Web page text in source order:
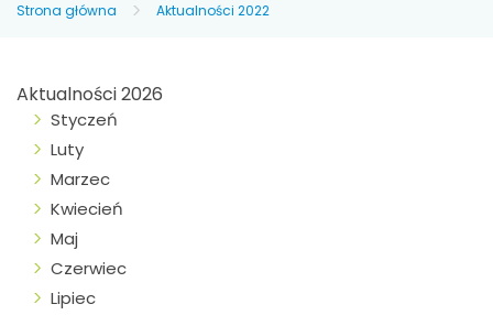
Strona główna Aktualności 2022
Aktualności 2026
Styczeń
Luty
Marzec
Kwiecień
Maj
Czerwiec
Lipiec